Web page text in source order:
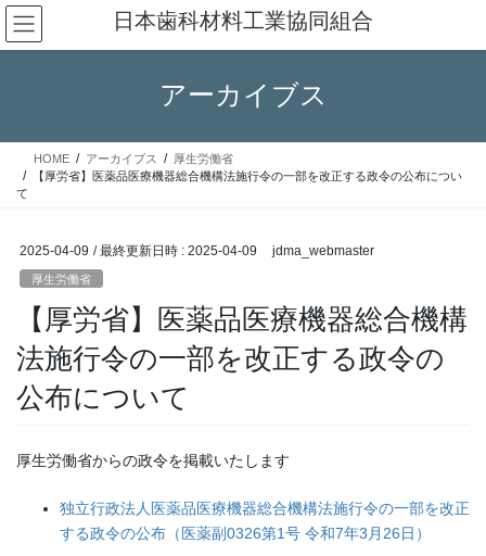
コ
ン
テ
ス
ナ
ビ
ゲ
ン
日本歯科材料工業協同組合
アーカイブス
HOME アーカイブス
厚生労働省
【厚労省】医薬品医療機器総合機構法施行令の一部を改正する政令の公布につい
て
2025-04-09 / 最終更新日時 : 2025-04-09 jdma_webmaster
厚生労働省
【厚労省】医薬品医療機器総合機構
法施行令の一部を改正する政令の
公布について
厚生労働省からの政令を掲載いたします
独立行政法人医薬品医療機器総合機構法施行令の一部を改正
する政令の公布（医薬副0326第1号 令和7年3月26日）